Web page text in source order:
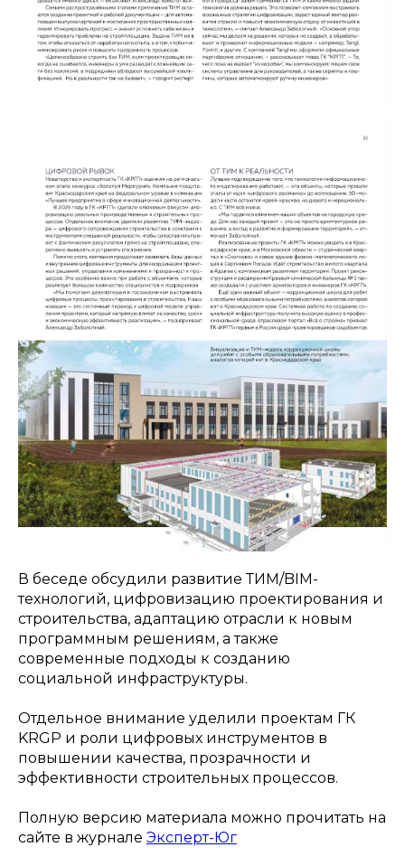
В беседе обсудили развитие ТИМ/BIM-
технологий, цифровизацию проектирования и
строительства, адаптацию отрасли к новым
программным решениям, а также
современные подходы к созданию
социальной инфраструктуры.
Отдельное внимание уделили проектам ГК
KRGP и роли цифровых инструментов в
повышении качества, прозрачности и
эффективности строительных процессов.
Полную версию материала можно прочитать на
сайте в журнале Эксперт-Юг